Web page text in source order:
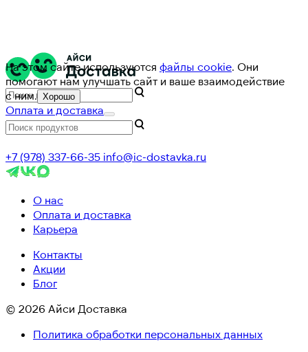
На этом сайте используются файлы cookie. Они
помогают нам улучшать сайт и ваше взаимодействие
с ним. Хорошо
Оплата и доставка
+7 (978) 337-66-35 info@ic-dostavka.ru
О нас
Оплата и доставка
Карьера
Контакты
Акции
Блог
© 2026 Айси Доставка
Политика обработки персональных данных